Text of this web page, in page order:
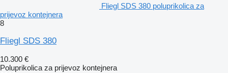
Fliegl SDS 380 poluprikolica za
prijevoz kontejnera
8
Fliegl SDS 380
10.300 €
Poluprikolica za prijevoz kontejnera